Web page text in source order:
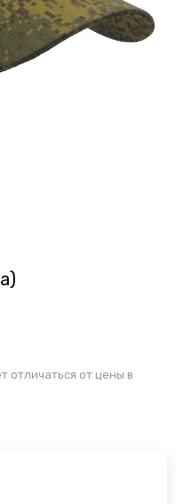
отличаться от цены в